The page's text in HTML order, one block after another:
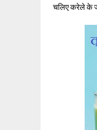
चलिए करेले के